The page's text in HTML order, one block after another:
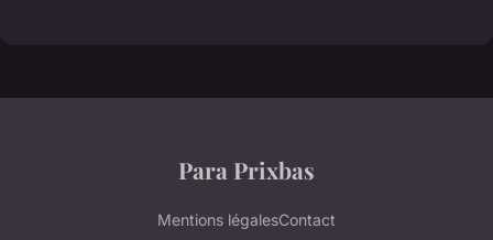
Para Prixbas
Mentions légalesContact